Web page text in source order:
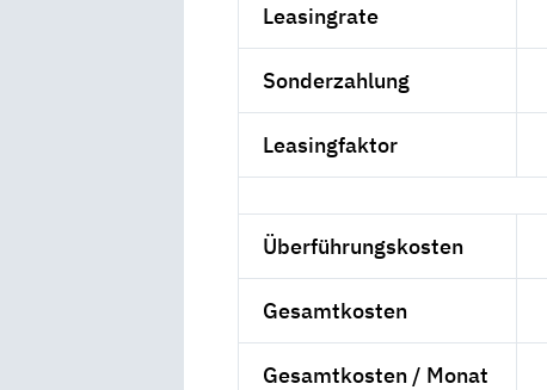
Leasingrate
Sonderzahlung
Leasingfaktor
Überführungskosten
Gesamtkosten
Gesamtkosten / Monat